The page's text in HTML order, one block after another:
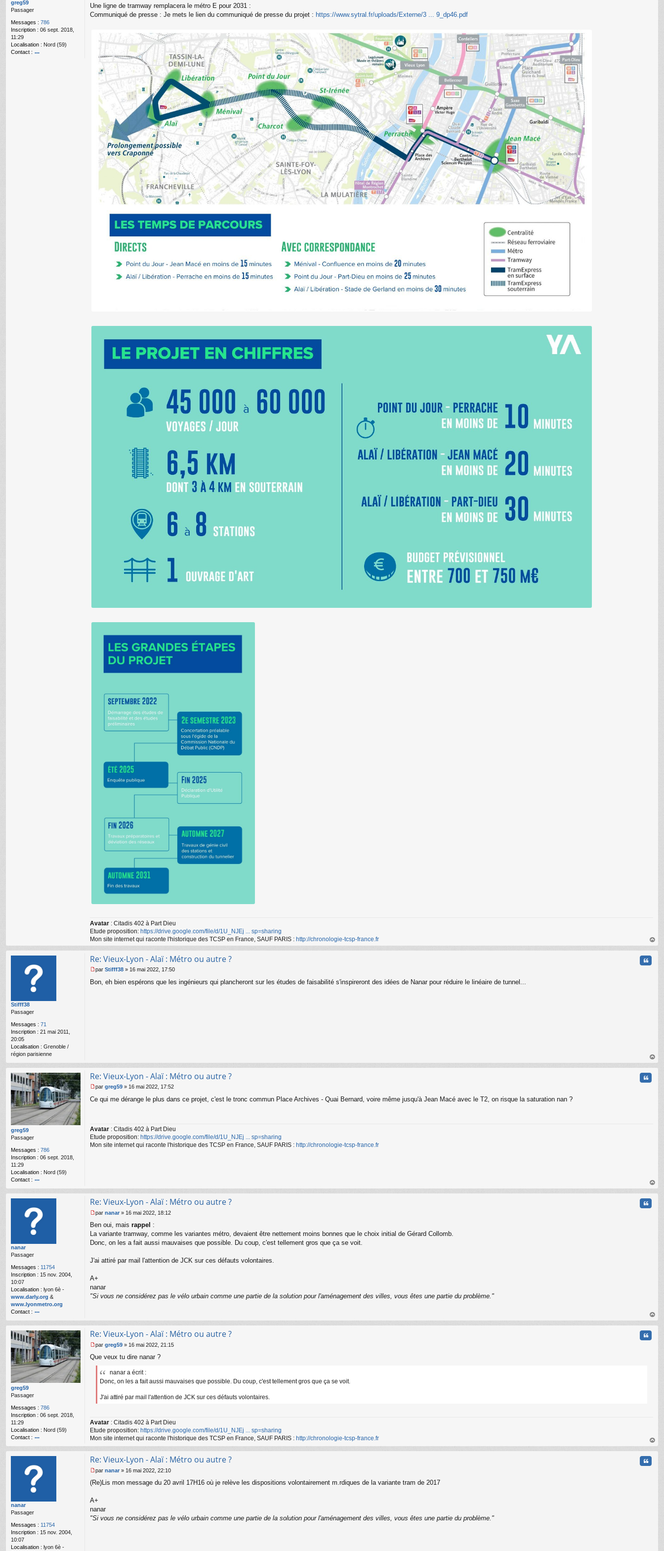
greg59
Passager
Messages : 786
Inscription : 06 sept. 2018,
11:29
Localisation : Nord (59)
Contact :
C
e
n
Une ligne de tramway remplacera le métro E pour 2031 :
Communiqué de presse : Je mets le lien du communiqué de presse du projet : https://www.sytral.fr/uploads/Externe/3 ... 9_dp46.pdf
Avatar : Citadis 402 à Part Dieu
Etude proposition: https://drive.google.com/file/d/1U_NJEj ... sp=sharing
Mon site internet qui raconte l'historique des TCSP en France, SAUF PARIS : http://chronologie-tcsp-france.fr
au
Stifff38
Passager
Messages : 71
Inscription : 21 mai 2011,
20:05
Localisation : Grenoble /
région parisienne
Re: Vieux-Lyon - Alaï : Métro ou autre ?
e
par Stifff38 » 16 mai 2022, 17:50
Bon, eh bien espérons que les ingénieurs qui plancheront sur les études de faisabilité s'inspireront des idées de Nanar pour réduire le linéaire de tunnel...
au
greg59
Passager
Messages : 786
Inscription : 06 sept. 2018,
11:29
Localisation : Nord (59)
Contact :
o
nt
te
r
gr
e
Re: Vieux-Lyon - Alaï : Métro ou autre ?
e
g
e
n
par greg59 » 16 mai 2022, 17:52
Ce qui me dérange le plus dans ce projet, c'est le tronc commun Place Archives - Quai Bernard, voire même jusqu'à Jean Macé avec le T2, on risque la saturation nan ?
Avatar : Citadis 402 à Part Dieu
Etude proposition: https://drive.google.com/file/d/1U_NJEj ... sp=sharing
Mon site internet qui raconte l'historique des TCSP en France, SAUF PARIS : http://chronologie-tcsp-france.fr
au
nanar
Passager
Messages : 11754
Inscription : 15 nov. 2004,
10:07
Localisation : lyon 6è -
www.darly.org &
www.lyonmetro.org
Contact :
o
nt
ac
te
r
n
a
n
ar
Re: Vieux-Lyon - Alaï : Métro ou autre ?
e
s
s
e
o
n
l
u
par nanar » 16 mai 2022, 18:12
Ben oui, mais rappel :
La variante tramway, comme les variantes métro, devaient être nettement moins bonnes que le choix initial de Gérard Collomb.
Donc, on les a fait aussi mauvaises que possible. Du coup, c'est tellement gros que ça se voit.
J'ai attiré par mail l'attention de JCK sur ces défauts volontaires.
A+
nanar
"Si vous ne considérez pas le vélo urbain comme une partie de la solution pour l'aménagement des villes, vous êtes une partie du problème."
au
greg59
Passager
Messages : 786
Inscription : 06 sept. 2018,
11:29
Localisation : Nord (59)
Contact :
o
te
r
gr
e
Re: Vieux-Lyon - Alaï : Métro ou autre ?
e
s
l
u
par greg59 » 16 mai 2022, 21:15
Que veux tu dire nanar ?
nanar a écrit :
Donc, on les a fait aussi mauvaises que possible. Du coup, c'est tellement gros que ça se voit.
J'ai attiré par mail l'attention de JCK sur ces défauts volontaires.
Avatar : Citadis 402 à Part Dieu
Etude proposition: https://drive.google.com/file/d/1U_NJEj ... sp=sharing
Mon site internet qui raconte l'historique des TCSP en France, SAUF PARIS : http://chronologie-tcsp-france.fr
au
nanar
Passager
Messages : 11754
Inscription : 15 nov. 2004,
10:07
Localisation : lyon 6è -
Re: Vieux-Lyon - Alaï : Métro ou autre ?
e
s
g
e
par nanar » 16 mai 2022, 22:10
(Re)Lis mon message du 20 avril 17H16 où je relève les dispositions volontairement m.rdiques de la variante tram de 2017
A+
nanar
"Si vous ne considérez pas le vélo urbain comme une partie de la solution pour l'aménagement des villes, vous êtes une partie du problème."